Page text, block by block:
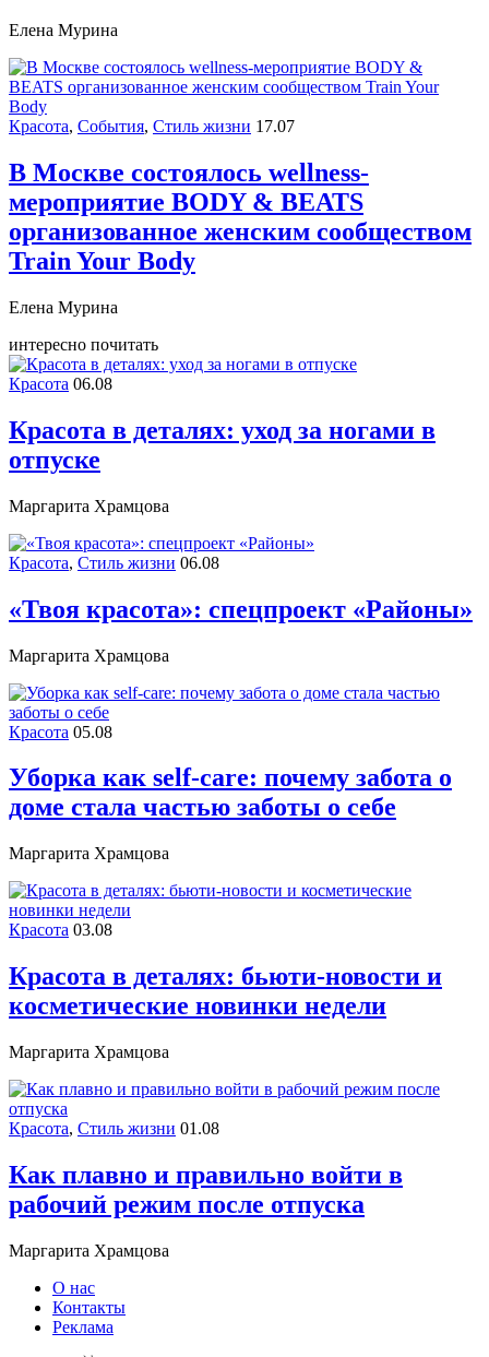
Елена Мурина
Красота, События, Стиль жизни 17.07
В Москве состоялось wellness-
мероприятие BODY & BEATS
организованное женским сообществом
Train Your Body
Елена Мурина
интересно почитать
Красота 06.08
Красота в деталях: уход за ногами в
отпуске
Маргарита Храмцова
Красота, Стиль жизни 06.08
«Твоя красота»: спецпроект «Районы»
Маргарита Храмцова
Красота 05.08
Уборка как self-care: почему забота о
доме стала частью заботы о себе
Маргарита Храмцова
Красота 03.08
Красота в деталях: бьюти-новости и
косметические новинки недели
Маргарита Храмцова
Красота, Стиль жизни 01.08
Как плавно и правильно войти в
рабочий режим после отпуска
Маргарита Храмцова
О нас
Контакты
Реклама